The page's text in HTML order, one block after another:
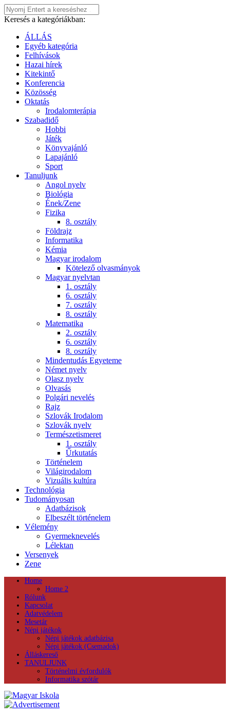
Keresés a kategóriákban:
ÁLLÁS
Egyéb kategória
Felhívások
Hazai hírek
Kitekintő
Konferencia
Közösség
Oktatás
Irodalomterápia
Szabadidő
Hobbi
Játék
Könyvajánló
Lapajánló
Sport
Tanuljunk
Angol nyelv
Biológia
Ének/Zene
Fizika
8. osztály
Földrajz
Informatika
Kémia
Magyar irodalom
Kötelező olvasmányok
Magyar nyelvtan
1. osztály
6. osztály
7. osztály
8. osztály
Matematika
2. osztály
6. osztály
8. osztály
Mindentudás Egyeteme
Német nyelv
Olasz nyelv
Olvasás
Polgári nevelés
Rajz
Szlovák Irodalom
Szlovák nyelv
Természetismeret
1. osztály
Űrkutatás
Történelem
Világirodalom
Vizuális kultúra
Technológia
Tudományosan
Adatbázisok
Elbeszélt történelem
Vélemény
Gyermeknevelés
Lélektan
Versenyek
Zene
Home
Home 2
Rólunk
Kapcsolat
Adatvédelem
Mesetár
Népi játékok
Népi játékok adatbázisa
Népi játékok (Csemadok)
Álláskereső
TANULJUNK
Történelmi évfordulók
Informatika szótár